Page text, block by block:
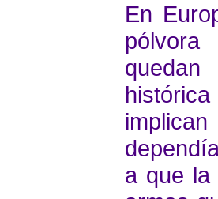
En
quedan
a que la